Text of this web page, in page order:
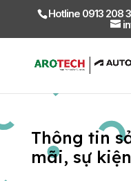
Hotline 0913 208
Thông tin
mãi, sự kiện